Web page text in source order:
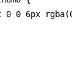
0 0 6px